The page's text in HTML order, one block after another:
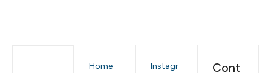
Home
Instagr
Cont